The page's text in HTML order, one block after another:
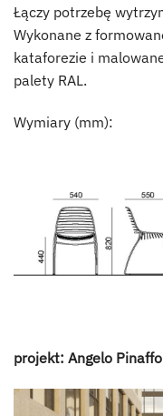
Łączy potrzebę
Wykonane z
kataforezie i m
palety RAL.
Wymiary (mm):
projekt: Angelo Pinaffo